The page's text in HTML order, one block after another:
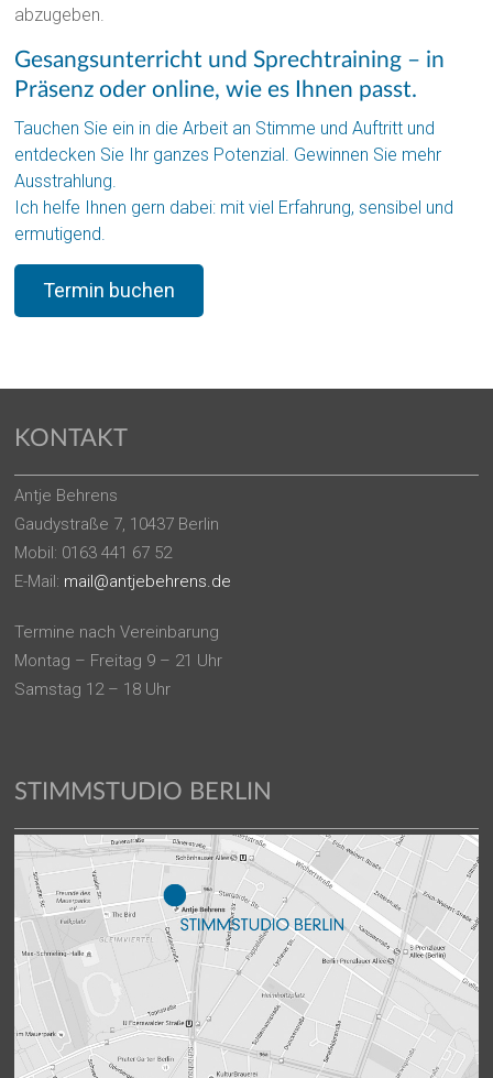
abzugeben.
Gesangsunterricht und Sprechtraining – in
Präsenz oder online, wie es Ihnen passt.
Tauchen Sie ein in die Arbeit an Stimme und Auftritt und
entdecken Sie Ihr ganzes Potenzial. Gewinnen Sie mehr
Ausstrahlung.
Ich helfe Ihnen gern dabei: mit viel Erfahrung, sensibel und
ermutigend.
Termin buchen
KONTAKT
Antje Behrens
Gaudystraße 7, 10437 Berlin
Mobil: 0163 441 67 52
E-Mail: mail@antjebehrens.de
Termine nach Vereinbarung
Montag – Freitag 9 – 21 Uhr
Samstag 12 – 18 Uhr
STIMMSTUDIO BERLIN